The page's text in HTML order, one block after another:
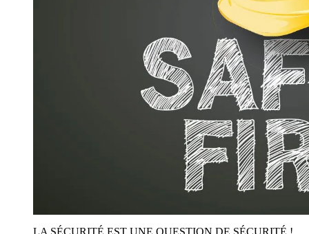
LA SÉCURITÉ EST UNE QUESTION DE SÉCURITÉ !